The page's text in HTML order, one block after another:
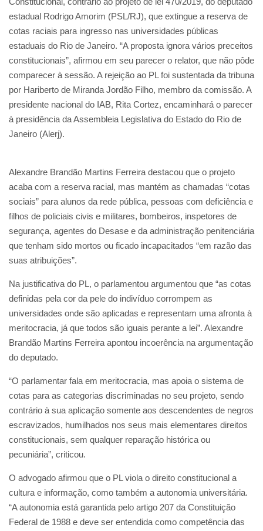
estadual Rodrigo Amorim (PSL/RJ), que extingue a reserva de
cotas raciais para ingresso nas universidades públicas
estaduais do Rio de Janeiro. “A proposta ignora vários preceitos
constitucionais”, afirmou em seu parecer o relator, que não pôde
comparecer à sessão. A rejeição ao PL foi sustentada da tribuna
por Hariberto de Miranda Jordão Filho, membro da comissão. A
presidente nacional do IAB, Rita Cortez, encaminhará o parecer
à presidência da Assembleia Legislativa do Estado do Rio de
Janeiro (Alerj).
Alexandre Brandão Martins Ferreira destacou que o projeto
acaba com a reserva racial, mas mantém as chamadas “cotas
sociais” para alunos da rede pública, pessoas com deficiência e
filhos de policiais civis e militares, bombeiros, inspetores de
segurança, agentes do Desase e da administração penitenciária
que tenham sido mortos ou ficado incapacitados “em razão das
suas atribuições”.
Na justificativa do PL, o parlamentou argumentou que “as cotas
definidas pela cor da pele do indivíduo corrompem as
universidades onde são aplicadas e representam uma afronta à
meritocracia, já que todos são iguais perante a lei”. Alexandre
Brandão Martins Ferreira apontou incoerência na argumentação
do deputado.
“O parlamentar fala em meritocracia, mas apoia o sistema de
cotas para as categorias discriminadas no seu projeto, sendo
contrário à sua aplicação somente aos descendentes de negros
escravizados, humilhados nos seus mais elementares direitos
constitucionais, sem qualquer reparação histórica ou
pecuniária”, criticou.
O advogado afirmou que o PL viola o direito constitucional a
cultura e informação, como também a autonomia universitária.
“A autonomia está garantida pelo artigo 207 da Constituição
Federal de 1988 e deve ser entendida como competência das